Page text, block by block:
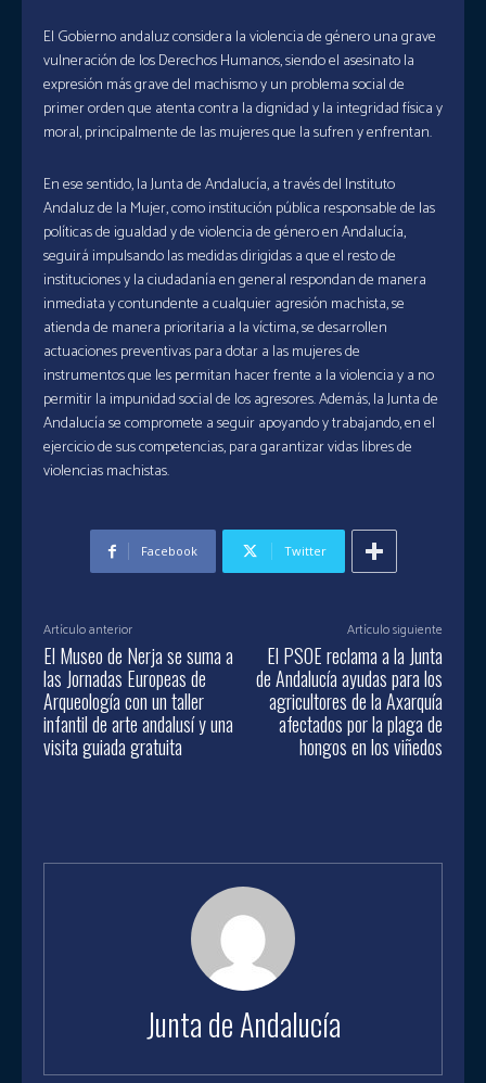
El Gobierno andaluz considera la violencia de género una grave
vulneración de los Derechos Humanos, siendo el asesinato la
expresión más grave del machismo y un problema social de
primer orden que atenta contra la dignidad y la integridad física y
moral, principalmente de las mujeres que la sufren y enfrentan.
En ese sentido, la Junta de Andalucía, a través del Instituto
Andaluz de la Mujer, como institución pública responsable de las
políticas de igualdad y de violencia de género en Andalucía,
seguirá impulsando las medidas dirigidas a que el resto de
instituciones y la ciudadanía en general respondan de manera
inmediata y contundente a cualquier agresión machista, se
atienda de manera prioritaria a la víctima, se desarrollen
actuaciones preventivas para dotar a las mujeres de
instrumentos que les permitan hacer frente a la violencia y a no
permitir la impunidad social de los agresores. Además, la Junta de
Andalucía se compromete a seguir apoyando y trabajando, en el
ejercicio de sus competencias, para garantizar vidas libres de
violencias machistas.
Facebook Twitter
Artículo anterior
El Museo de Nerja se suma a
las Jornadas Europeas de
Arqueología con un taller
infantil de arte andalusí y una
visita guiada gratuita
Artículo siguiente
El PSOE reclama a la Junta
de Andalucía ayudas para los
agricultores de la Axarquía
afectados por la plaga de
hongos en los viñedos
Junta de Andalucía